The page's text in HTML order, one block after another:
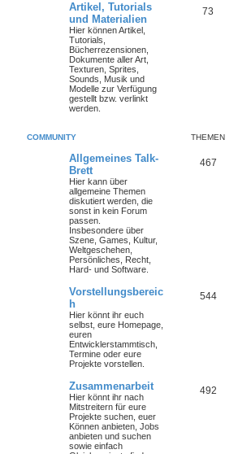
Artikel, Tutorials
und Materialien
Hier können Artikel,
Tutorials,
Bücherrezensionen,
Dokumente aller Art,
Texturen, Sprites,
Sounds, Musik und
Modelle zur Verfügung
gestellt bzw. verlinkt
werden.
73
COMMUNITY THEMEN
Allgemeines Talk-
Brett
Hier kann über
allgemeine Themen
diskutiert werden, die
sonst in kein Forum
passen.
Insbesondere über
Szene, Games, Kultur,
Weltgeschehen,
Persönliches, Recht,
Hard- und Software.
467
Vorstellungsbereic
h
Hier könnt ihr euch
selbst, eure Homepage,
euren
Entwicklerstammtisch,
Termine oder eure
Projekte vorstellen.
544
Zusammenarbeit
Hier könnt ihr nach
Mitstreitern für eure
Projekte suchen, euer
Können anbieten, Jobs
anbieten und suchen
sowie einfach
492